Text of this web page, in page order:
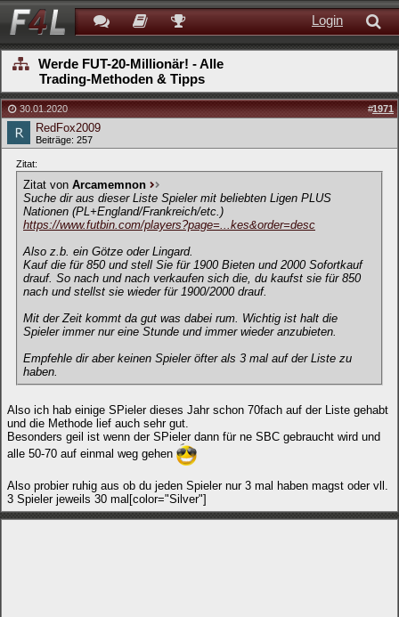
Login
Werde FUT-20-Millionär! - Alle
Trading-Methoden & Tipps
30.01.2020 #1971
RedFox2009
Beiträge: 257
Zitat:
Zitat von Arcamemnon
Suche dir aus dieser Liste Spieler mit beliebten Ligen PLUS
Nationen (PL+England/Frankreich/etc.)
https://www.futbin.com/players?page=...kes&order=desc
Also z.b. ein Götze oder Lingard.
Kauf die für 850 und stell Sie für 1900 Bieten und 2000 Sofortkauf
drauf. So nach und nach verkaufen sich die, du kaufst sie für 850
nach und stellst sie wieder für 1900/2000 drauf.
Mit der Zeit kommt da gut was dabei rum. Wichtig ist halt die
Spieler immer nur eine Stunde und immer wieder anzubieten.
Empfehle dir aber keinen Spieler öfter als 3 mal auf der Liste zu
haben.
Also ich hab einige SPieler dieses Jahr schon 70fach auf der Liste gehabt
und die Methode lief auch sehr gut.
Besonders geil ist wenn der SPieler dann für ne SBC gebraucht wird und
alle 50-70 auf einmal weg gehen
Also probier ruhig aus ob du jeden Spieler nur 3 mal haben magst oder vll.
3 Spieler jeweils 30 mal[color="Silver"]